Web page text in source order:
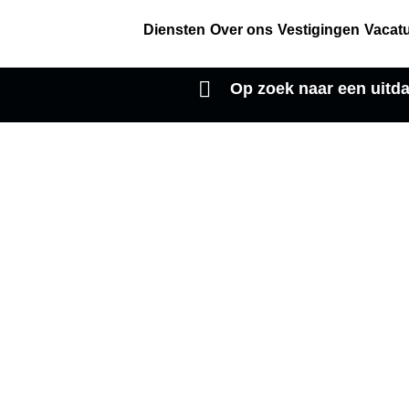
Diensten Over ons Vestigingen
Op zoek naar een